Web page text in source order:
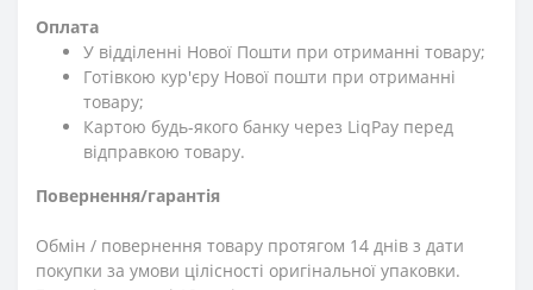
Оплата
У відділенні Нової Пошти при отриманні товару;
Готівкою кур'єру Нової пошти при отриманні
товару;
Картою будь-якого банку через LiqPay перед
відправкою товару.
Повернення/гарантія
Обмін / повернення товару протягом 14 днів з дати
покупки за умови цілісності оригінальної упаковки.